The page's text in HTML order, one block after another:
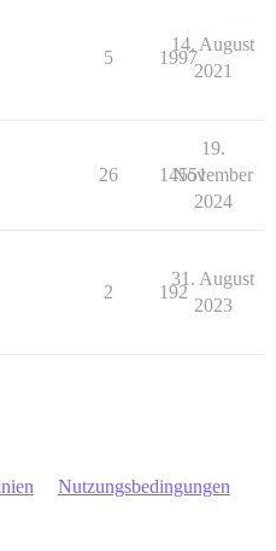
5 1997
14. August
2021
26 14551
19.
November
2024
2 192
31. August
2023
Nutzungsbedingungen